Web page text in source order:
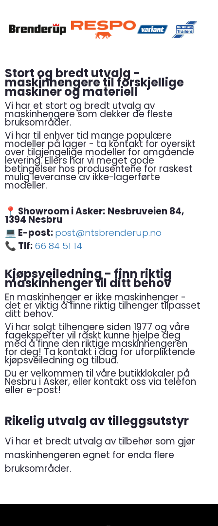
Stort og bredt utvalg -
maskinhengere til forskjellige
maskiner og materiell
Vi har et stort og bredt utvalg av
maskinhengere som dekker de fleste
bruksområder.
Vi har til enhver tid mange populære
modeller på lager - ta kontakt for oversikt
over tilgjengelige modeller for omgående
levering. Ellers har vi meget gode
betingelser hos produsentene for raskest
mulig leveranse av ikke-lagerførte
modeller.
📍 Showroom i Asker: Nesbruveien 84,
1394 Nesbru
💻 E-post:post@ntsbrenderup.no
📞 Tlf:66 84 51 14
Kjøpsveiledning - finn riktig
maskinhenger til ditt behov
En maskinhenger er ikke maskinhenger -
det er viktig å finne riktig tilhenger tilpasset
ditt behov.
Vi har solgt tilhengere siden 1977 og våre
fageksperter vil raskt kunne hjelpe deg
med å finne den riktige maskinhengeren
for deg! Ta kontakt i dag for uforpliktende
kjøpsveiledning og tilbud.
Du er velkommen til våre butikklokaler på
Nesbru i Asker, eller kontakt oss via telefon
eller e-post!
Rikelig utvalg av tilleggsutstyr
Vi har et bredt utvalg av tilbehør som gjør
maskinhengeren egnet for enda flere
bruksområder.